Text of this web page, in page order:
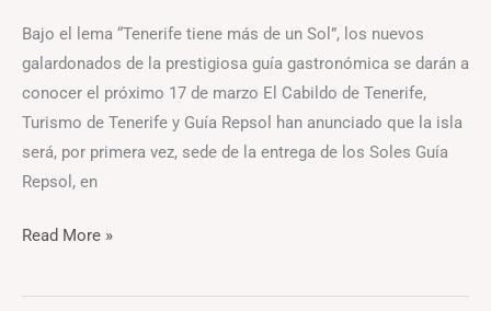
Bajo el lema “Tenerife tiene más de un Sol”, los nuevos
galardonados de la prestigiosa guía gastronómica se darán a
conocer el próximo 17 de marzo El Cabildo de Tenerife,
Turismo de Tenerife y Guía Repsol han anunciado que la isla
será, por primera vez, sede de la entrega de los Soles Guía
Repsol, en
Read More »